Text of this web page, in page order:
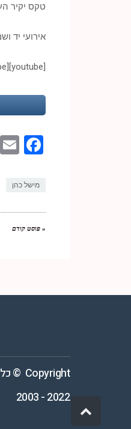
טקס יקיר
אירועי יד
[youtube]http://youtu.be/XUcFDsHA6ZM[/youtube]
מישל כהן
« פוסט קודם
Copyright © כל הזכויות שמורות ל-
2022 - 2003